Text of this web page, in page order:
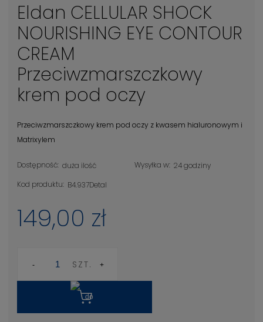
Eldan CELLULAR SHOCK
NOURISHING EYE CONTOUR
CREAM
Przeciwzmarszczkowy
krem pod oczy
Przeciwzmarszczkowy krem pod oczy z kwasem hialuronowym i
Matrixylem
Dostępność: duża ilość Wysyłka w: 24 godziny
Kod produktu: B4.937Detal
149,00 zł
SZT.